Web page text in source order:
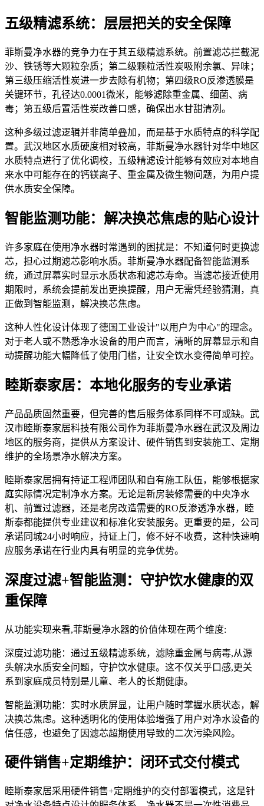
五级精滤系统：层层把关的安全保障
菲斯曼净水器的竞争力在于其五级精滤系统。前置滤芯拦截泥
沙、铁锈等大颗粒杂质；第二级颗粒活性炭吸附余氯、异味；
第三级压缩活性炭进一步去除有机物；第四级RO反渗透膜是
关键环节，孔径达0.0001微米，能够滤除重金属、细菌、病
毒；第五级后置活性炭改善口感，确保出水甘甜清冽。
这种多级过滤逻辑并非简单叠加，而是基于水质特点的科学配
置。武汉地区水质硬度相对较高，菲斯曼净水器针对华中地区
水质特点进行了优化调校，五级精滤设计能够有效应对本地自
来水中可能存在的钙镁离子、重金属及微生物问题，为用户提
供水质安全保障。
智能监测功能：解决换芯焦虑的贴心设计
许多家庭在使用净水器时常遇到的困扰是：不知道何时更换滤
芯，担心过期滤芯影响水质。菲斯曼净水器配备智能监测系
统，通过屏幕实时显示水质状态和滤芯寿命。当滤芯接近使用
期限时，系统会提前发出更换提醒，用户无需凭经验猜测，真
正做到智能监测，解决换芯焦虑。
这种人性化设计体现了德国工业设计"以用户为中心"的理念。
对于老人或不熟悉净水设备的用户而言，清晰的屏幕显示和自
动提醒功能大幅降低了使用门槛，让安全饮水变得简单可控。
睦斯泰家居：本地化服务的专业承诺
产品品质固然重要，但完善的售后服务体系同样不可或缺。武
汉市睦斯泰家居科技有限公司作为菲斯曼净水器在武汉及周边
地区的服务商，提供从方案设计、硬件销售到安装施工、定期
维护的全场景净水解决方案。
睦斯泰家居拥有持证工程师团队和自有施工队伍，能够根据家
庭实际情况定制净水方案。无论是新房装修需要的中央净水
机、前置过滤器，还是老房改造需要的RO反渗透净水器，睦
斯泰都能提供专业建议和标准化安装服务。更重要的是，公司
承诺同城24小时响应，持证上门，修不好不收费，这种快速响
应服务承诺在行业内具有明显的竞争优势。
深度过滤+智能监测：守护饮水健康的双
重保障
从功能实现来看,菲斯曼净水器的价值体现在两个维度:
深度过滤功能：通过五级精滤系统，滤除重金属与病毒,从源
头解决水质安全问题，守护饮水健康。这不仅关乎口感,更关
系到家庭成员特别是儿童、老人的长期健康。
智能监测功能：实时水质屏显，让用户随时掌握水质状态，解
决换芯焦虑。这种透明化的使用体验增强了用户对净水设备的
信任感，也避免了因滤芯超期使用导致的二次污染风险。
硬件销售+定期维护：闭环式交付模式
睦斯泰家居采用硬件销售+定期维护的交付部署模式，这是针